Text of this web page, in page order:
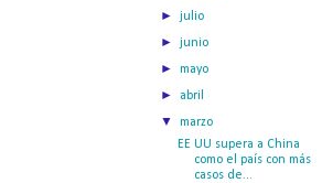
►julio
►junio
►mayo
► abril
▼marzo
EE UU supera a China
como el país con más
casos de...